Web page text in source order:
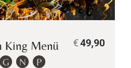
King Menü
G N P
49,90
€